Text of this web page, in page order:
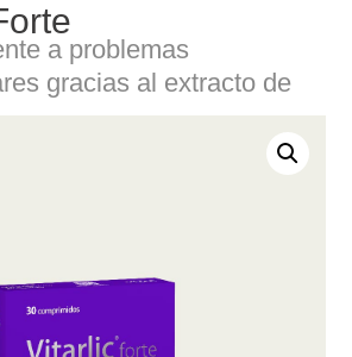
a problemas
gracias al extracto de